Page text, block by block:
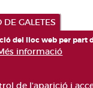
DE GALETES
del lloc web per part
informació
de l'aparició i